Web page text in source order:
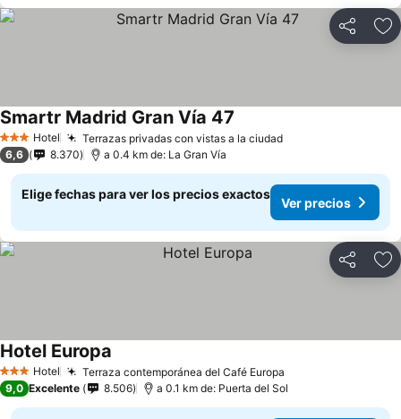
Compartir
3 Estrellas
Hotel Terrazas privadas con vistas a la ciudadVer precios
Smartr Madrid Gran Vía 47
6,6 8.370 a 0.4 km de: La Gran Vía
Elige fechas para ver los precios exactos
Ver precios
Compartir
3 Estrellas
Hotel Terraza contemporánea del Café Europa
Hotel Europa
9,0 Excelente 8.506 a 0.1 km de: Puerta del Sol